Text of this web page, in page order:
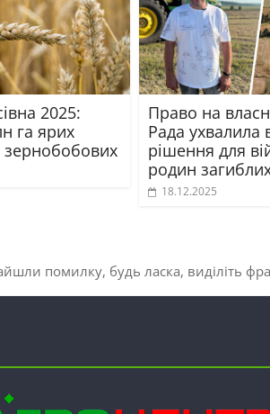
2025:
га ярих
зернобобових
Право на
Рада ухвалила
рішення для
родин
18.12.2025
помилку, будь ласка, виділіть